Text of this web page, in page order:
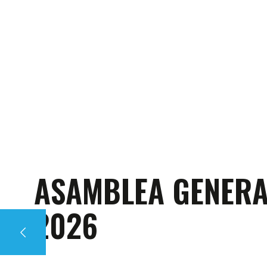
ELECCIONES
DIRECTORIO
2026-2028